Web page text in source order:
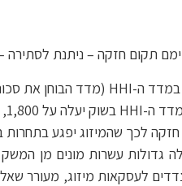
תקום חזקה – ניתנת
חזקה לכך שהמיזוג יפגע
לעסקאות מיזוג,